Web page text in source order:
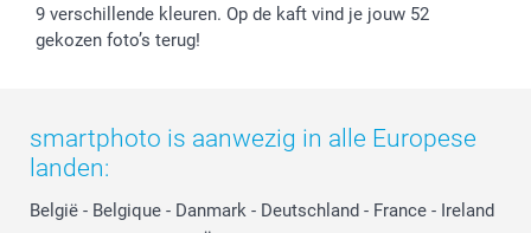
Influencer partnerprogramma
9 verschillende kleuren. Op de kaft vind je jouw 52
gekozen foto’s terug!
smartphoto is aanwezig in alle Europese
landen:
België - Belgique - Danmark - Deutschland - France - Ireland